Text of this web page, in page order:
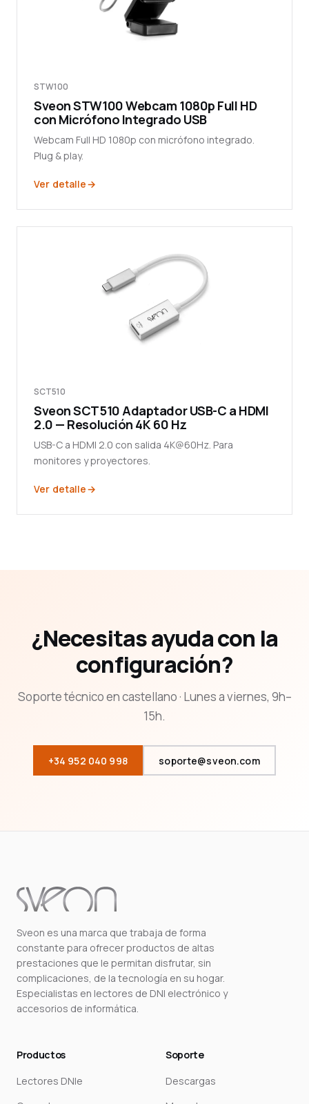
STW100
Sveon STW100 Webcam 1080p Full HD
con Micrófono Integrado USB
Webcam Full HD 1080p con micrófono integrado.
Plug & play.
Ver detalle
SCT510
Sveon SCT510 Adaptador USB-C a HDMI
2.0 — Resolución 4K 60 Hz
USB-C a HDMI 2.0 con salida 4K@60Hz. Para
monitores y proyectores.
Ver detalle
¿Necesitas ayuda con la
configuración?
Soporte técnico en castellano · Lunes a viernes, 9h–
15h.
+34 952 040 998 soporte@sveon.com
Sveon es una marca que trabaja de forma
constante para ofrecer productos de altas
prestaciones que le permitan disfrutar, sin
complicaciones, de la tecnología en su hogar.
Especialistas en lectores de DNI electrónico y
accesorios de informática.
Productos
Lectores DNIe
Soporte
Descargas